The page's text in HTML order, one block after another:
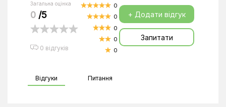
Загальна оцінка
0 /5
0 відгуків
0
0
0
0
0
+ Додати відгук
Запитати
Відгуки Питання